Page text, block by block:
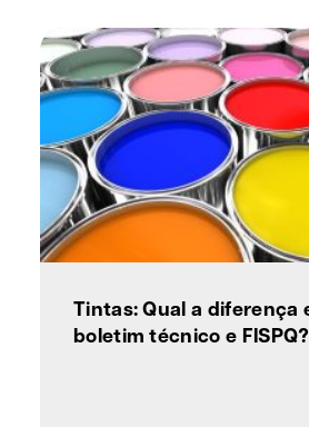
Tintas: Qual a diferença
boletim técnico e FISPQ?